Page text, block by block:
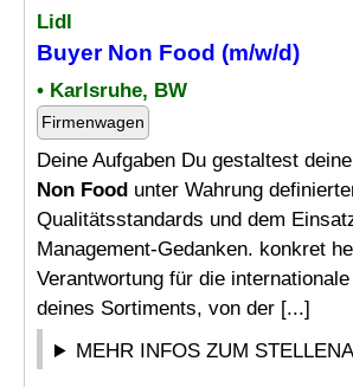
Lidl
Buyer Non Food (m/w/d)
• Karlsruhe, BW
Firmenwagen
Deine Aufgaben Du gestaltest
Non Food unter Wahrung
Qualitätsstandards und dem
Management-Gedanken. konkret
Verantwortung für die
deines Sortiments, von der [...]
MEHR INFOS ZUM